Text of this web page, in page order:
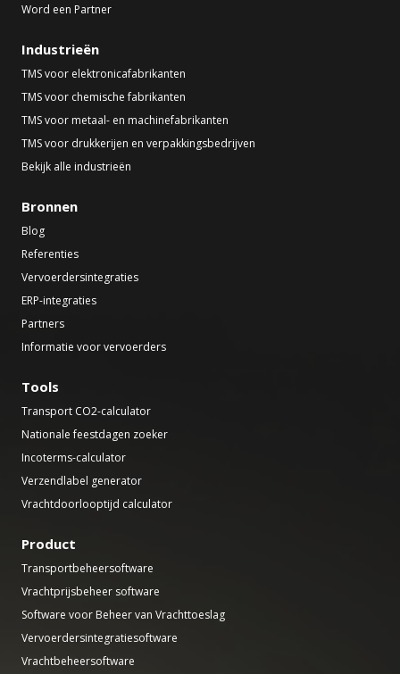
Word een Partner
Industrieën
TMS voor elektronicafabrikanten
TMS voor chemische fabrikanten
TMS voor metaal- en machinefabrikanten
TMS voor drukkerijen en verpakkingsbedrijven
Bekijk alle industrieën
Bronnen
Blog
Referenties
Vervoerdersintegraties
ERP-integraties
Partners
Informatie voor vervoerders
Tools
Transport CO2-calculator
Nationale feestdagen zoeker
Incoterms-calculator
Verzendlabel generator
Vrachtdoorlooptijd calculator
Product
Transportbeheersoftware
Vrachtprijsbeheer software
Software voor Beheer van Vrachttoeslag
Vervoerdersintegratiesoftware
Vrachtbeheersoftware